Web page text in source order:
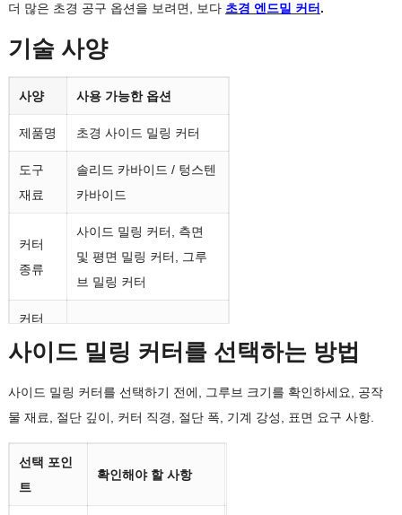
드 밀링 커터
균형이 양호함
스테인
틸
고성능 코팅 사
이드 밀링 커터
내마모성
주철
초경 홈 밀링 커
터
연마성 절삭 조건에
적합
합금강
코팅된 측면 및
을 선택하세요.
금형강
초경 사이드 밀
링 커터
홈에 적합, 어깨, 및
더 많은 초경 공구 옵션을 보려면, 보다 초경 엔드밀 커터 .
기술 사양
사양 사용 가능한 옵션
제품명 초경 사이드 밀링 커터
도구
재료
솔리드 카바이드 / 텅스텐
카바이드
커터
종류
사이드 밀링 커터, 측면
및 평면 밀링 커터, 그루
브 밀링 커터
커터
직경
표준 또는 맞춤 너비
플루트
카운트
2 플루트, 3 플루트, 4 플
루트, 6 플루트, 8 플루트,
사이드 밀링 커터를 선택하는 방법
사이드 밀링 커터를 선택하기 전에, 그루브 크기를 확인하세요, 공작
물 재료, 절단 깊이, 커터 직경, 절단 폭, 기계 강성, 표면 요구 사항.
선택 포인
트
확인해야 할 사항